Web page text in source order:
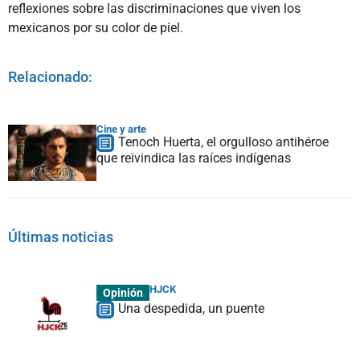
reflexiones sobre las discriminaciones que viven los
mexicanos por su color de piel.
Relacionado:
Cine y arte
Tenoch Huerta, el orgulloso antihéroe
que reivindica las raíces indígenas
Últimas noticias
Opinión HJCK
Una despedida, un puente